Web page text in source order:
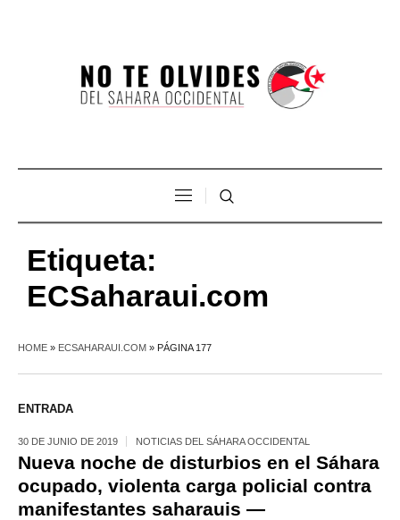
Etiqueta:
ECSaharaui.com
HOME » ECSAHARAUI.COM » PÁGINA 177
ENTRADA
30 DE JUNIO DE 2019 NOTICIAS DEL SÁHARA OCCIDENTAL
Nueva noche de disturbios en el Sáhara
ocupado, violenta carga policial contra
manifestantes saharauis —